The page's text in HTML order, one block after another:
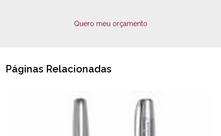
Quero meu orçamento
Páginas Relacionadas